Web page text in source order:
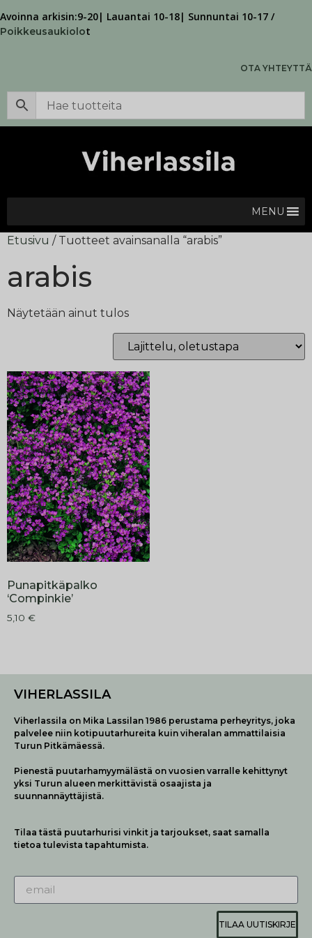
Avoinna arkisin:9-20| Lauantai 10-18| Sunnuntai 10-17 /
Poikkeusaukiolot
OTA YHTEYTTÄ
MENU
Etusivu / Tuotteet avainsanalla “arabis”
arabis
Näytetään ainut tulos
Punapitkäpalko
‘Compinkie’
5,10 €
VIHERLASSILA
Viherlassila on Mika Lassilan 1986 perustama perheyritys, joka
palvelee niin kotipuutarhureita kuin viheralan ammattilaisia
Turun Pitkämäessä.
Pienestä puutarhamyymälästä on vuosien varralle kehittynyt
yksi Turun alueen merkittävistä osaajista ja
suunnannäyttäjistä.
Tilaa tästä puutarhurisi vinkit ja tarjoukset, saat samalla
tietoa tulevista tapahtumista.
TILAA UUTISKIRJE